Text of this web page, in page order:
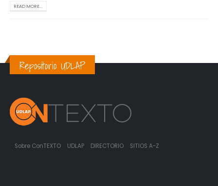
READ MORE...
Repositorio UDLAP
Sobre ConTEXTO UDLAP DIRECTORIO SITIOS A-Z